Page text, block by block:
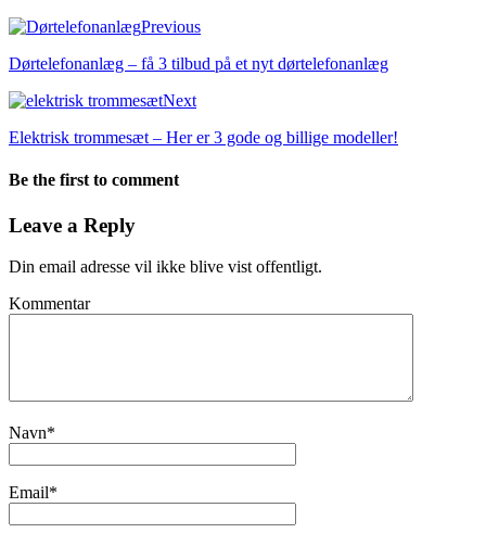
Previous
Dørtelefonanlæg – få 3 tilbud på et nyt dørtelefonanlæg
Next
Elektrisk trommesæt – Her er 3 gode og billige modeller!
Be the first to comment
Leave a Reply
Din email adresse vil ikke blive vist offentligt.
Kommentar
Navn*
Email*